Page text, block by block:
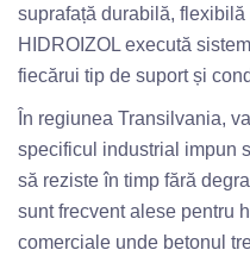
suprafață durabilă,
HIDROIZOL execută
fiecărui tip de suport și
În regiunea Transilvania,
specificul industrial impun
să reziste în timp fără
sunt frecvent alese pentru
comerciale unde betonul